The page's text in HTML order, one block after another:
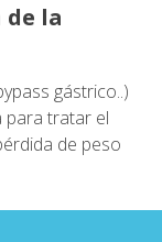
de la
gástrico..)
para tratar el
de peso